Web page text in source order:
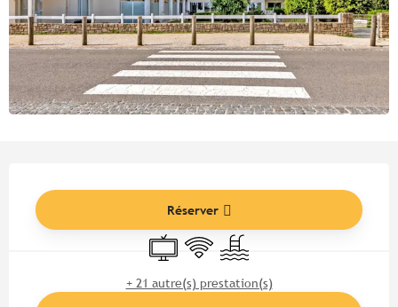
Réserver
Télévision
WiFi Piscine
+ 21 autre(s) prestation(s)